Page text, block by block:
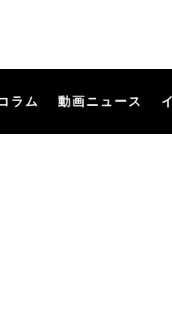
ラム 動画ニュース